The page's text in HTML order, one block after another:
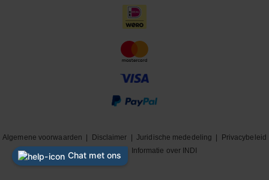
Algemene voorwaarden Disclaimer |Juridische mededeling
Privacybeleid
|
Cookiebeleid Informatie over INDI